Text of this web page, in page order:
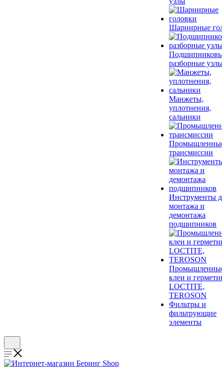
Шарнирные
разборные
Манжеты,
уплотнения,
сальники
трансмиссии
Инструменты
монтажа и
демонтажа
подшипников
клеи и
LOCTITE,
TEROSON
Фильтры и
фильтрующие
элементы